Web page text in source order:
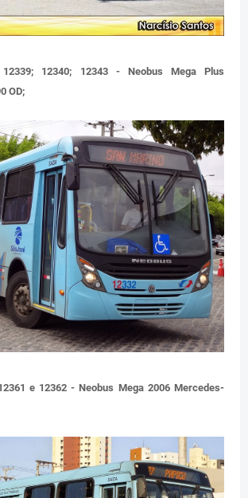
12340; 12343 - Neobus Mega Plus
OD;
e 12362 - Neobus Mega 2006 Mercedes-